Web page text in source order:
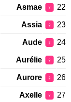
22
♀
Asmae
23
♀
Assia
24
♀
Aude
25
♀
Aurélie
26
♀
Aurore
27
♀
Axelle